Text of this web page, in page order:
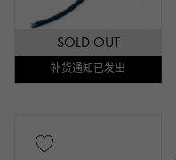
SOLD OUT
补货通知已发出